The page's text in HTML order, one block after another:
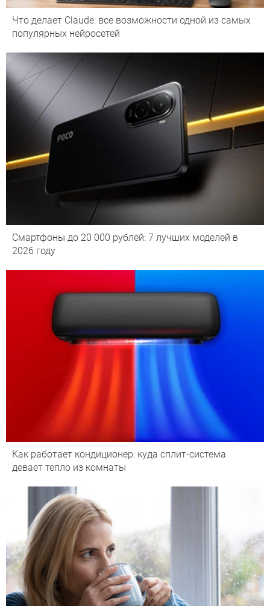
Что делает Сlaude: все возможности одной из самых
популярных нейросетей
Смартфоны до 20 000 рублей: 7 лучших моделей в
2026 году
Как работает кондиционер: куда сплит-система
девает тепло из комнаты